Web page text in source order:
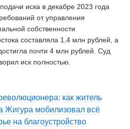
иска в декабре 2023 года
от управления
собственности
составляла 1,4 млн рублей, а
почти 4 млн рублей. Суд
иск полностью.
как житель
Жигура мобилизовал всё
на благоустройство